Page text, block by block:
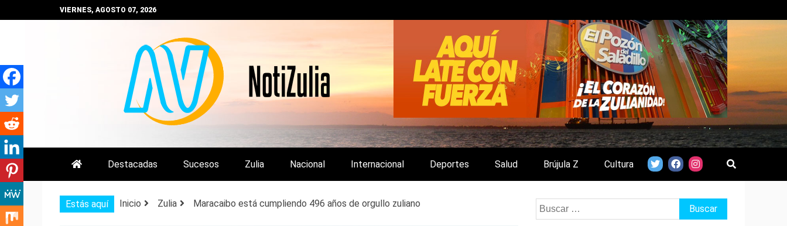
al
VIERNES, AGOSTO 07, 2026
NOTIZULIA
NOTICIAS DEL ZULIA, VENEZUELA Y DE INTERÉS GENERAL.
Destacadas Sucesos Zulia Nacional Internacional Deportes Salud Brújula Z Cultura
Estás aquí Inicio Zulia Maracaibo está cumpliendo 496 años de orgullo zuliano Buscar: